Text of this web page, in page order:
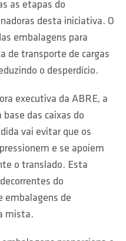
as etapas do
desta iniciativa. O
embalagens para
de transporte de cargas
o desperdício.
executiva da ABRE, a
das caixas do
vai evitar que os
e se apoiem
o translado. Esta
do
embalagens de
mista.